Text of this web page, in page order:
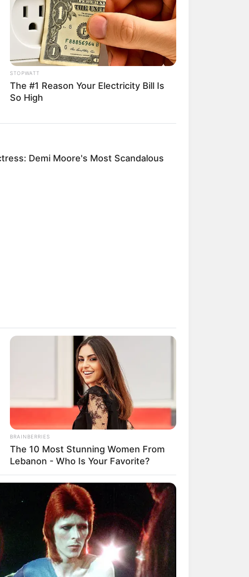
ทอง นาฬิกา ที่ดิน
ต้องตามง้อหน่อย
.ค.)
านด่วนงานเร่ง ระวัง
โชคลาภโดดเด่น
บ่งที่ว่างให้กันบ้าง
คู่แข่ง เป็นเดือนที่ต้อง
ทุน ควรเก็บออม
.)
งานส่วนตัว ลงทุนกับ
เกินกำลัง
ว้ ต้องอยู่นิ่งๆ ใช้สกิล
ตัวเลขบัญชีตกหล่น งาน
ติทุกการจับจ่าย
STOPWATT
The #1 Reason Your Electricity Bill Is
So High
Demi Moore's Most Scandalous
BRAINBERRIES
The 10 Most Stunning Women From
Lebanon - Who Is Your Favorite?